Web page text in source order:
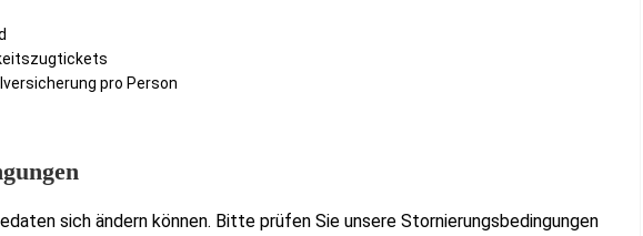
pro Person
sich ändern können. Bitte prüfen Sie unsere Stornierungsbedingungen